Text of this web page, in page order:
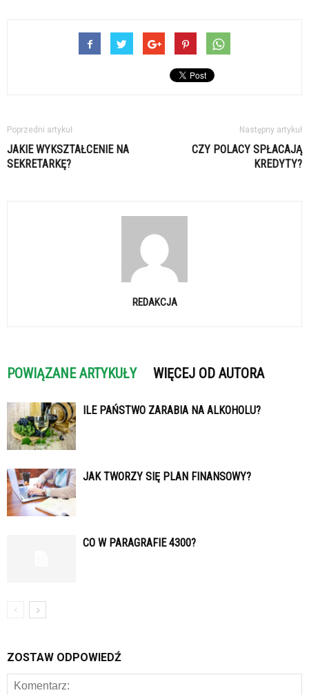
Poprzedni artykuł
JAKIE WYKSZTAŁCENIE NA
SEKRETARKĘ?
Następny artykuł
CZY POLACY SPŁACAJĄ
KREDYTY?
REDAKCJA
POWIĄZANE ARTYKUŁY WIĘCEJ OD AUTORA
ILE PAŃSTWO ZARABIA NA ALKOHOLU?
JAK TWORZY SIĘ PLAN FINANSOWY?
CO W PARAGRAFIE 4300?
ZOSTAW ODPOWIEDŹ